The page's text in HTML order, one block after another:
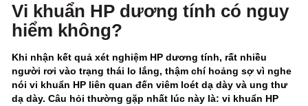
Vi khuẩn HP dương tính có nguy
hiểm không?
Khi nhận kết quả xét nghiệm HP dương tính, rất nhiều
người rơi vào trạng thái lo lắng, thậm chí hoảng sợ vì nghe
nói vi khuẩn HP liên quan đến viêm loét dạ dày và ung thư
dạ dày. Câu hỏi thường gặp nhất lúc này là: vi khuẩn HP